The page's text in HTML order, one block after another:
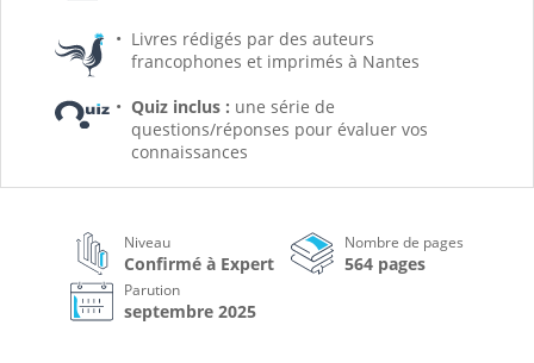
Livres rédigés par des auteurs
francophones et imprimés à Nantes
Quiz inclus : une série de
questions/réponses pour évaluer vos
connaissances
Niveau
Confirmé à Expert
Nombre de pages
564 pages
Parution
septembre 2025